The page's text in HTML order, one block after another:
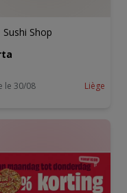
Sushi Shop
le 30/08 Liège